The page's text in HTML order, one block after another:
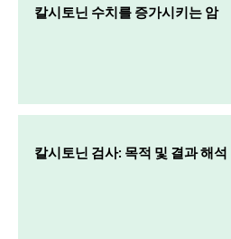
칼시토닌 수치를 증가시키는 암
칼시토닌 검사: 목적 및 결과 해석